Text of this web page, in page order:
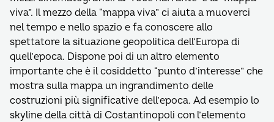
viva”. Il mezzo della “mappa viva” ci aiuta a muoverci
nel tempo e nello spazio e fa conoscere allo
spettatore la situazione geopolitica dell’Europa di
quell’epoca. Dispone poi di un altro elemento
importante che è il cosiddetto “punto d’interesse” che
mostra sulla mappa un ingrandimento delle
costruzioni più significative dell’epoca. Ad esempio lo
skyline della città di Costantinopoli con l’elemento